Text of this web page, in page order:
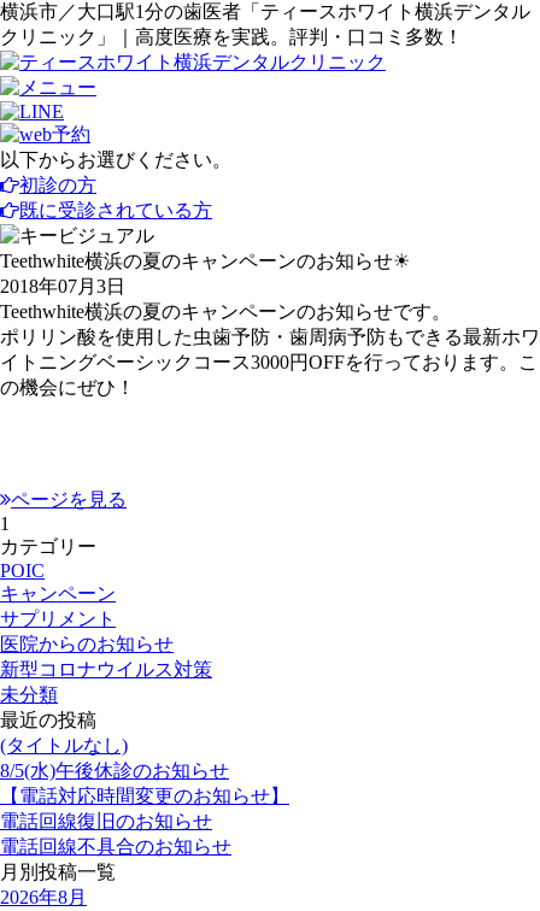
横浜市／大口駅1分の歯医者「ティースホワイト横浜デンタル
クリニック」｜高度医療を実践。評判・口コミ多数！
以下からお選びください。
初診の方
既に受診されている方
Teethwhite横浜の夏のキャンペーンのお知らせ☀
2018年07月3日
Teethwhite横浜の夏のキャンペーンのお知らせです。
ポリリン酸を使用した虫歯予防・歯周病予防もできる最新ホワ
イトニングベーシックコース3000円OFFを行っております。こ
の機会にぜひ！
ページを見る
1
カテゴリー
POIC
キャンペーン
サプリメント
医院からのお知らせ
新型コロナウイルス対策
未分類
最近の投稿
(タイトルなし)
8/5(水)午後休診のお知らせ
【電話対応時間変更のお知らせ】
電話回線復旧のお知らせ
電話回線不具合のお知らせ
月別投稿一覧
2026年8月